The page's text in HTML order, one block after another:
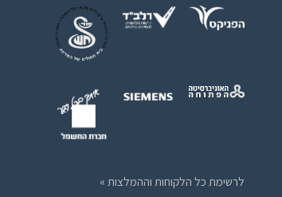
לרשימת כל הלקוחות וההמלצות »